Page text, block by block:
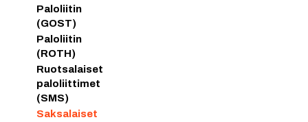
Paloliitin
(GOST)
Paloliitin
(ROTH)
Ruotsalaiset
paloliittimet
(SMS)
Saksalaiset